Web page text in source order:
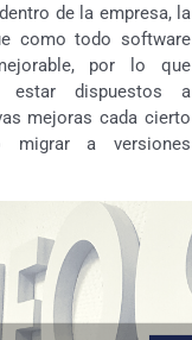
de la empresa, la
como todo software
por lo que
estar dispuestos a
mejoras cada cierto
migrar a versiones